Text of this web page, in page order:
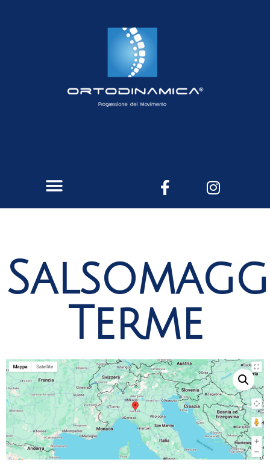
Terme